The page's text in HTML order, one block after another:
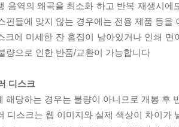
음역의 왜곡을 최소화 하고 반복 재생시
핀들에 맞지 않는 경우에는 전용 제품 등
크에 미세한 잔 흠집이 남아있거나 인쇄
량으로 인한 반품/교환이 가능합니다
디스크
해당하는 경우는 불량이 아니므로 개봉 후
디스크는 웹 이미지와 실제 색상이 차이가